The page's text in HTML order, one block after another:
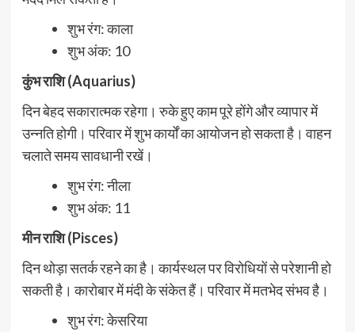
शुभ रंग: काला
शुभ अंक: 10
कुंभ राशि (Aquarius)
दिन बेहद सकारात्मक रहेगा। रुके हुए काम पूरे होंगे और व्यापार में
उन्नति होगी। परिवार में शुभ कार्यों का आयोजन हो सकता है। वाहन
चलाते समय सावधानी रखें।
शुभ रंग: नीला
शुभ अंक: 11
मीन राशि (Pisces)
दिन थोड़ा सतर्क रहने का है। कार्यस्थल पर विरोधियों से परेशानी हो
सकती है। कारोबार में मंदी के संकेत हैं। परिवार में मतभेद संभव है।
शुभ रंग: केसरिया